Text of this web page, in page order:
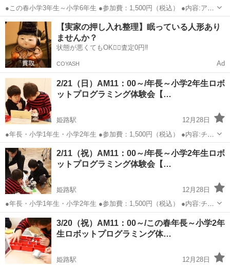
●この春小学3年生～小学6年生 ●参加費：1,500円（税込） ●内容:アー
ムロボットで荷物を運ぼう！ ●日時：2021年2月6日（土）AM11:00～
12:30 ●場所：兵庫県姫路市安田4丁目62 ラーメン希望軒2...
兵庫 姫路市 姫路駅 プログラミング
【実家の押し入れ整理】眠っている人形あり
ませんか？
状態が悪くてもOK🙆‍♀️査定0円‼️
COYASH Ad
2/21（日）AM11：00～/年長～小学2年生ロボ
ットプログラミング体験会【…
姫路駅
12月28日
●年長・小学1年生・小学2年生 ●参加費：1,500円（税込） ●内容:チキ
ンレース！ブロックをギリギリで止めよう！ ●日時：2021年2月21日
（日）AM11:00～12：30 ●場所：兵庫県姫路市安田4丁目62 ...
兵庫 姫路市 姫路駅 年長
2/11（祝）AM11：00～/年長～小学2年生ロボ
ットプログラミング体験会【…
姫路駅
12月28日
●年長・小学1年生・小学2年生 ●参加費：1,500円（税込） ●内容:チキ
ンレース！ブロックをギリギリで止めよう！ ●日時：2021年2月11日
（祝）AM11:00～12：30 ●場所：兵庫県姫路市安田4丁目62 ...
兵庫 姫路市 姫路駅 年長
3/20（祝）AM11：00～/この春年長～小学2年
生ロボットプログラミング体…
姫路駅 12月28日